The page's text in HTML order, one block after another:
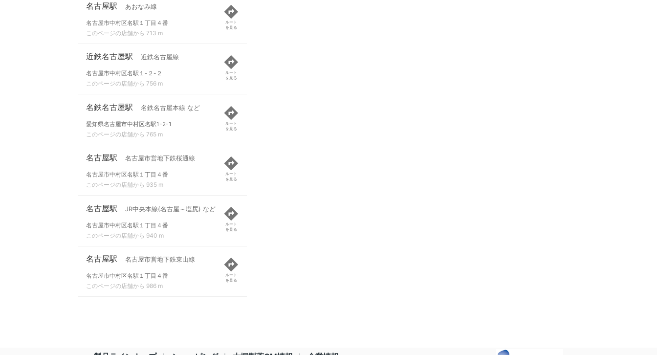
名古屋駅 あおなみ線
名古屋市中村区名駅１丁目４番
このページの店舗から 713 m
ルート
を見る
近鉄名古屋駅 近鉄名古屋線
名古屋市中村区名駅１-２-２
このページの店舗から 756 m
ルート
を見る
名鉄名古屋駅 名鉄名古屋本線 など
愛知県名古屋市中村区名駅1-2-1
このページの店舗から 765 m
ルート
を見る
名古屋駅 名古屋市営地下鉄桜通線
名古屋市中村区名駅１丁目４番
このページの店舗から 935 m
ルート
を見る
名古屋駅 JR中央本線(名古屋～塩尻) など
名古屋市中村区名駅１丁目４番
このページの店舗から 940 m
ルート
を見る
名古屋駅 名古屋市営地下鉄東山線
名古屋市中村区名駅１丁目４番
このページの店舗から 986 m
ルート
を見る